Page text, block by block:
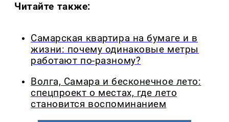
Читайте также:
Самарская квартира на бумаге и в
жизни: почему одинаковые метры
работают по-разному?
Волга, Самара и бесконечное лето:
спецпроект о местах, где лето
становится воспоминанием